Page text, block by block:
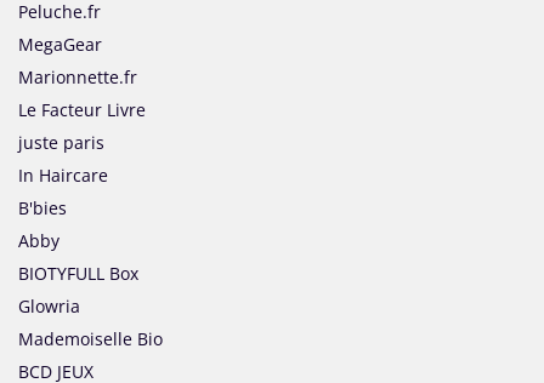
Peluche.fr
MegaGear
Marionnette.fr
Le Facteur Livre
juste paris
In Haircare
B'bies
Abby
BIOTYFULL Box
Glowria
Mademoiselle Bio
BCD JEUX